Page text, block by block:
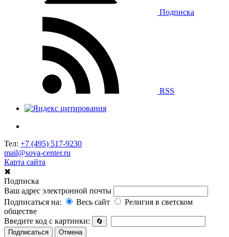
Подписка
RSS
Тел: +7 (495) 517-9230
mail@sova-center.ru
Карта сайта
✖
Подписка
Ваш адрес электронной почты
Подписаться на:
Весь сайт
Религия в светском
обществе
Введите код с картинки:
🔄
Подписаться
Отмена